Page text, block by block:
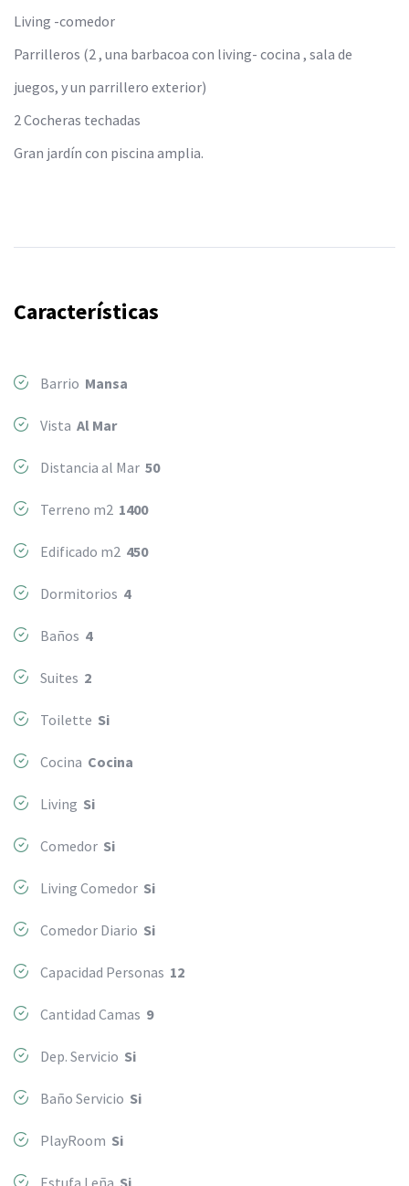
Living -comedor
Parrilleros (2 , una barbacoa con living- cocina , sala de
juegos, y un parrillero exterior)
2 Cocheras techadas
Gran jardín con piscina amplia.
Características
Barrio Mansa
Vista Al Mar
Distancia al Mar 50
Terreno m2 1400
Edificado m2 450
Dormitorios 4
Baños 4
Suites 2
Toilette Si
Cocina Cocina
Living Si
Comedor Si
Living Comedor Si
Comedor Diario Si
Capacidad Personas 12
Cantidad Camas 9
Dep. Servicio Si
Baño Servicio Si
PlayRoom Si
Estufa Leña Si